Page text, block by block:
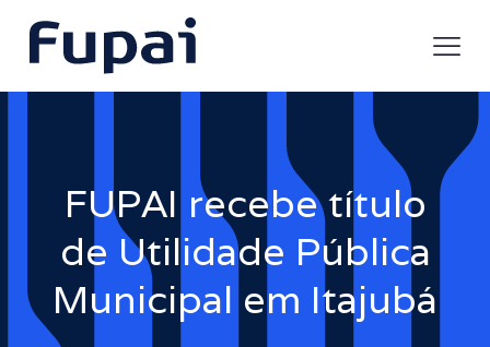
FUPAI recebe título
de Utilidade Pública
Municipal em Itajubá